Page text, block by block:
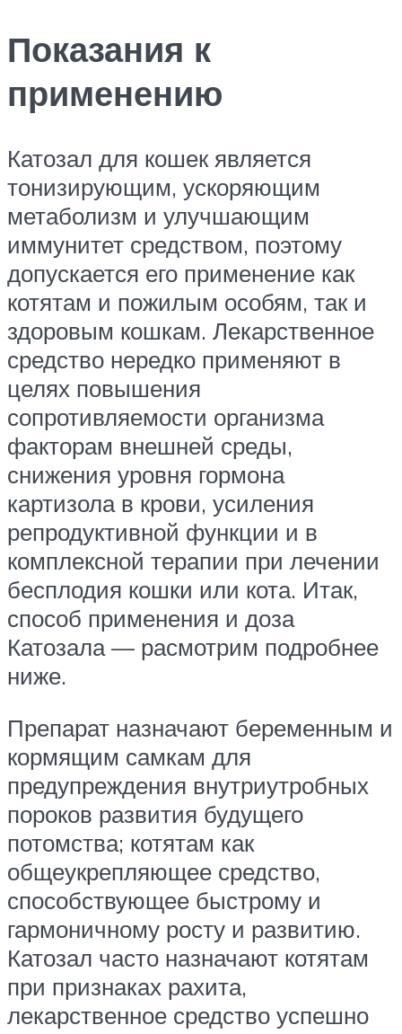
Показания к
применению
Катозал для кошек является
тонизирующим, ускоряющим
метаболизм и улучшающим
иммунитет средством, поэтому
допускается его применение как
котятам и пожилым особям, так и
здоровым кошкам. Лекарственное
средство нередко применяют в
целях повышения
сопротивляемости организма
факторам внешней среды,
снижения уровня гормона
картизола в крови, усиления
репродуктивной функции и в
комплексной терапии при лечении
бесплодия кошки или кота. Итак,
способ применения и доза
Катозала — расмотрим подробнее
ниже.
Препарат назначают беременным и
кормящим самкам для
предупреждения внутриутробных
пороков развития будущего
потомства; котятам как
общеукрепляющее средство,
способствующее быстрому и
гармоничному росту и развитию.
Катозал часто назначают котятам
при признаках рахита,
лекарственное средство успешно